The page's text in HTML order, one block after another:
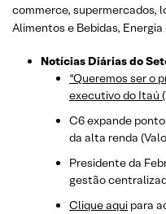
commerce, supermercados,
Alimentos e Bebidas,
Notícias Diárias do
“Queremos ser o
executivo do Itaú
C6 expande
da alta renda
Presidente da
gestão
Clique aqui para